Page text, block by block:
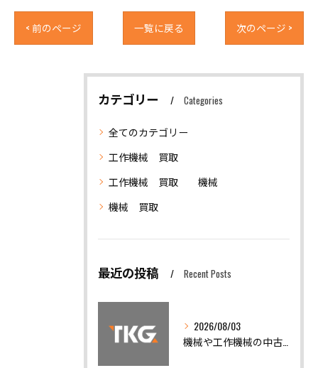
< 前のページ 一覧に戻る 次のページ >
カテゴリー Categories
全てのカテゴリー
工作機械 買取
工作機械 買取 機械
機械 買取
最近の投稿 Recent Posts
2026/08/03